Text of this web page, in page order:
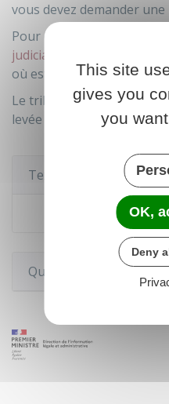
vous devez demander une
Pour cela, vous devez
judiciaire
dont dépend le
où est enregistrée
Le tribunal judiciaire
levée de l'hypothèque.
Textes de référence
Code civil : articles
Questions ? Réponses !
This site
gives you
you
OK,
Deny